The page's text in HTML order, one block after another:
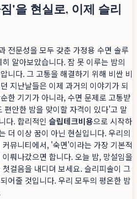
'을 현실로, 이제 슬리
전문성을 모두 갖춘 가정용 수면 솔루
알아보았습니다. 잠 못 이루는 밤의
니다. 그 고통을 해결하기 위해 비싼 비
지난날들은 이제 과거의 이야기가 되
한 기기가 아니라, 수면 문제로 고통받
편안한 밤을 맞이할 자격이 있다'고 말
다. 합리적인 슬립테크비용으로 시작하
더 이상 꿈이 아닌 현실입니다. 우리의
뮤니티에서, '숙면'이라는 가장 기본적
뤄나갔으면 합니다. 오늘 밤, 망설임을
걸음을 내디뎌 보세요. 슬리피솔이 그
어줄 것입니다. 우리 모두의 평온한 밤